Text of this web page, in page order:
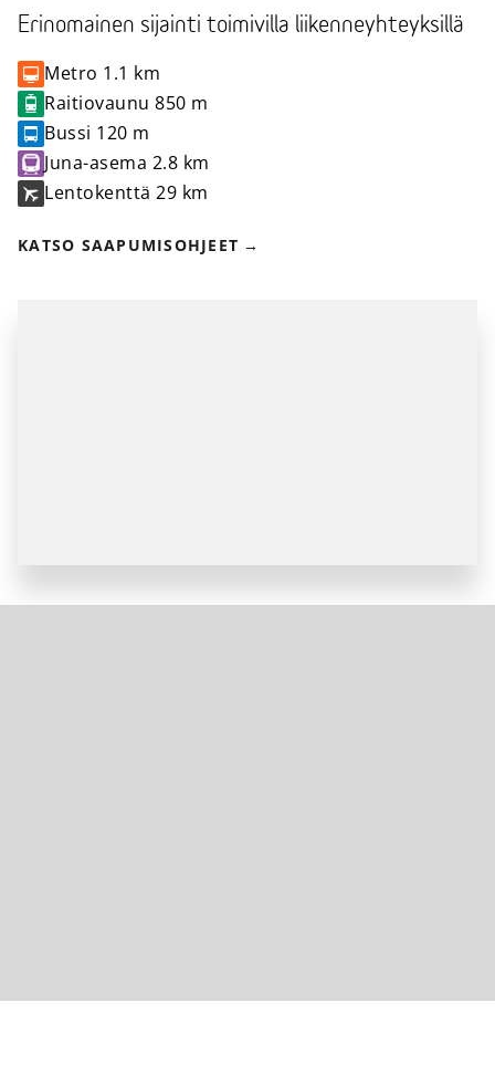
Erinomainen sijainti toimivilla liikenneyhteyksillä
Metro 1.1 km
Raitiovaunu 850 m
Bussi 120 m
Juna-asema 2.8 km
Lentokenttä 29 km
KATSO SAAPUMISOHJEET